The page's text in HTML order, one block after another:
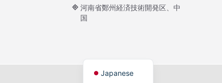
河南省鄭州経済技術開発区、中
国
Japanese
German